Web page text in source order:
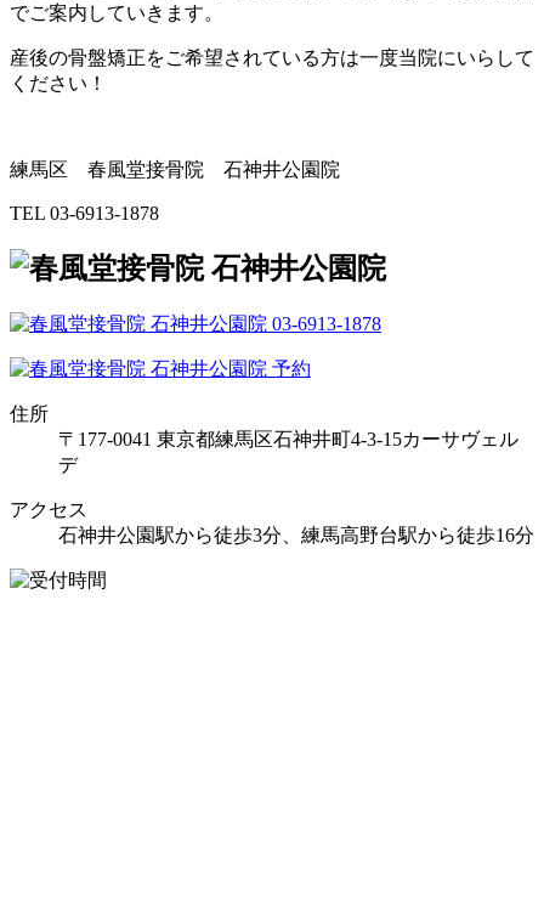
でご案内していきます。
産後の骨盤矯正をご希望されている方は一度当院にいらして
ください！
練馬区 春風堂接骨院 石神井公園院
TEL 03-6913-1878
住所
〒177-0041 東京都練馬区石神井町4-3-15カーサヴェル
デ
アクセス
石神井公園駅から徒歩3分、練馬高野台駅から徒歩16分